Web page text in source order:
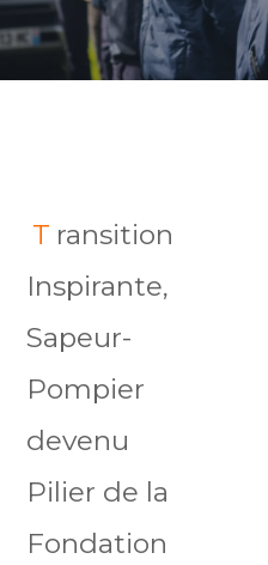
T ransition
Inspirante,
Sapeur-
Pompier
devenu
Pilier de la
Fondation